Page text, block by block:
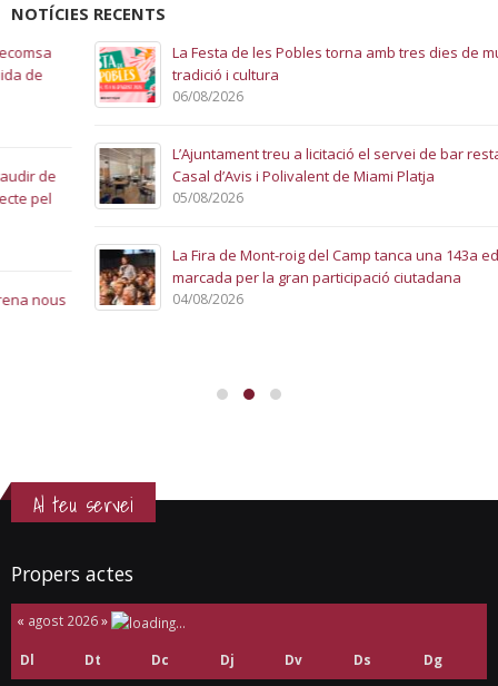
NOTÍCIES RECENTS
La Festa de les Pobles torna amb tres dies de música,
tradició i cultura
06/08/2026
L’Ajuntament treu a licitació el servei de bar restaurant del
Casal d’Avis i Polivalent de Miami Platja
05/08/2026
La Fira de Mont-roig del Camp tanca una 143a edició
marcada per la gran participació ciutadana
04/08/2026
Al teu servei
Propers actes
« agost 2026»
Dl Dt Dc Dj Dv Ds Dg